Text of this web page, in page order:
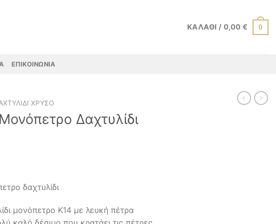
ΚΑΛΆΘΙ / 0,00€ 0
ΕΠΙΚΟΙΝΩΝΊΑ
ΧΡΥΣΌ
Δαχτυλίδι
δαχτυλίδι
μονόπετρο Κ14 με λευκή πέτρα